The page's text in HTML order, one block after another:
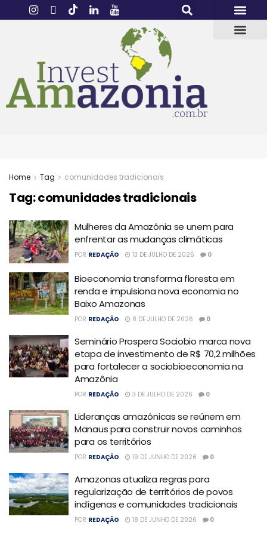
Home Tag comunidades tradicionais
Tag:comunidades tradicionais
Mulheres da Amazônia se unem para
enfrentar as mudanças climáticas
POR REDAÇÃO 13 DE JULHO DE 2026 0
Bioeconomia transforma floresta em
renda e impulsiona nova economia no
Baixo Amazonas
POR REDAÇÃO 8 DE JULHO DE 2026 0
Seminário Prospera Sociobio marca nova
etapa de investimento de R$ 70,2 milhões
para fortalecer a sociobioeconomia na
Amazônia
POR REDAÇÃO 3 DE JULHO DE 2026 0
Lideranças amazônicas se reúnem em
Manaus para construir novos caminhos
para os territórios
POR REDAÇÃO 19 DE JUNHO DE 2026 0
Amazonas atualiza regras para
regularização de territórios de povos
indígenas e comunidades tradicionais
POR REDAÇÃO 18 DE JUNHO DE 2026 0